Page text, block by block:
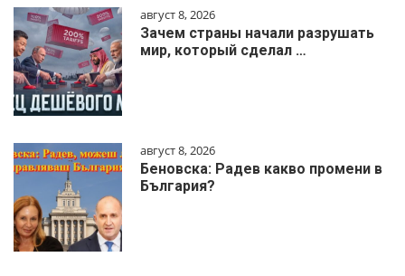
август 8, 2026
Зачем страны начали разрушать
мир, который сделал …
август 8, 2026
Беновска: Радев какво промени в
България?